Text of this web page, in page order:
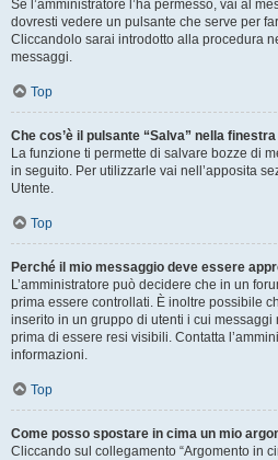
Se l’amministratore l’ha permesso, vai al
dovresti vedere un pulsante che serve per
Cliccandolo sarai introdotto alla procedura
messaggi.
Top
Che cos’è il pulsante “Salva” nella
La funzione ti permette di salvare bozze di
in seguito. Per utilizzarle vai nell’apposita
Utente.
Top
Perché il mio messaggio deve essere
L’amministratore può decidere che in un
prima essere controllati. È inoltre possibile
inserito in un gruppo di utenti i cui
prima di essere resi visibili. Contatta
informazioni.
Top
Come posso spostare in cima un mio
Cliccando sul collegamento “Argomento in